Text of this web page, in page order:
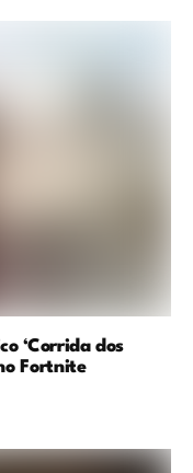
‘Corrida dos
Fortnite